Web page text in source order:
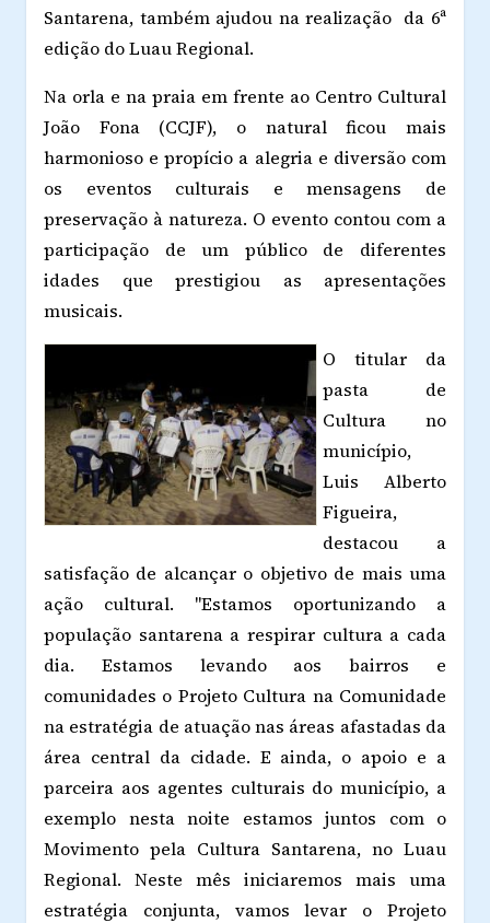
Santarena, também ajudou na realização da 6ª
edição do Luau Regional.
Na orla e na praia em frente ao Centro Cultural
João Fona (CCJF), o natural ficou mais
harmonioso e propício a alegria e diversão com
os eventos culturais e mensagens de
preservação à natureza. O evento contou com a
participação de um público de diferentes
idades que prestigiou as apresentações
musicais.
O titular da
pasta de
Cultura no
município,
Luis Alberto
Figueira,
destacou a
satisfação de alcançar o objetivo de mais uma
ação cultural. "Estamos oportunizando a
população santarena a respirar cultura a cada
dia. Estamos levando aos bairros e
comunidades o Projeto Cultura na Comunidade
na estratégia de atuação nas áreas afastadas da
área central da cidade. E ainda, o apoio e a
parceira aos agentes culturais do município, a
exemplo nesta noite estamos juntos com o
Movimento pela Cultura Santarena, no Luau
Regional. Neste mês iniciaremos mais uma
estratégia conjunta, vamos levar o Projeto